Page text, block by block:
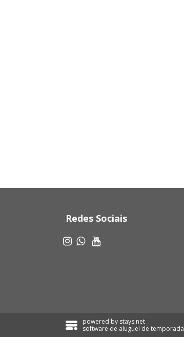
Redes Sociais
powered by stays.net
software de aluguel de temporada